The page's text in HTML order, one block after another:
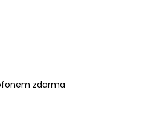
zdarma